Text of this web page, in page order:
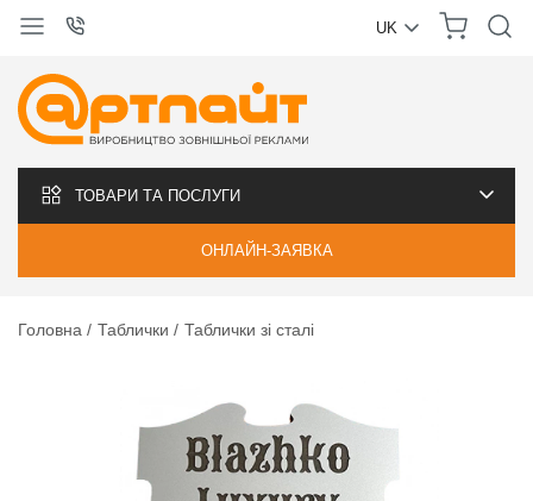
UK
ТОВАРИ ТА ПОСЛУГИ
ОНЛАЙН-ЗАЯВКА
Головна Таблички Таблички зі сталі